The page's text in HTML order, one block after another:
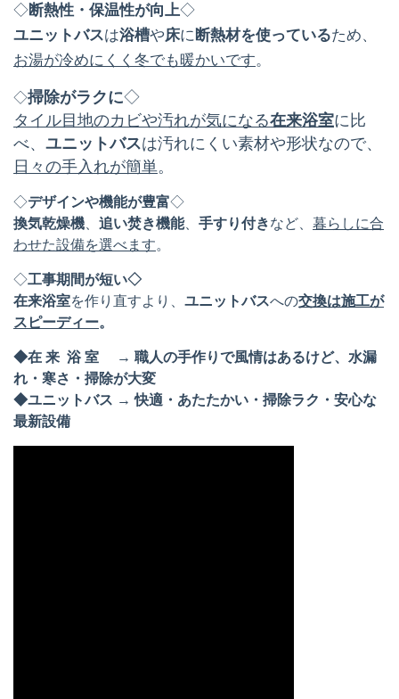
◇断熱性・保温性が向上◇
ユニットバスは浴槽や床に断熱材を使っているため、
お湯が冷めにくく冬でも暖かいです。
◇掃除がラクに◇
タイル目地のカビや汚れが気になる在来浴室に比
べ、 ユニットバスは汚れにくい素材や形状なので、
日々の手入れが簡単。
◇デザインや機能が豊富◇
換気乾燥機
追い焚き機能、 手すり付きなど、 暮らしに合
わせた設備を選べます。
◇工事期間が短い◇
在来浴室を作り直すより、 ユニットバスへの交換は施工が
スピーディー。
◆在 来 浴 室 → 職人の手作りで風情はあるけど、水漏
れ・寒さ・掃除が大変
◆ユニットバス → 快適・あたたかい・掃除ラク・安心な
最新設備